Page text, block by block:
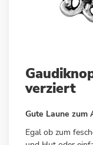
Anfang
der
springen
verziert
Gute Laune zum
Egal ob zum